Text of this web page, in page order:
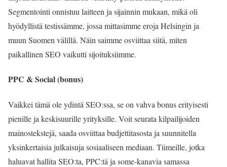
Segmentointi onnistuu laitteen ja sijainnin mukaan, mikä oli
hyödyllistä testissämme, jossa mittasimme eroja Helsingin ja
muun Suomen välillä. Näin saimme osviittaa siitä, miten
paikallinen SEO vaikutti sijoituksiimme.
PPC & Social (bonus)
Vaikkei tämä ole ydintä SEO:ssa, se on vahva bonus erityisesti
pienille ja keskisuurille yrityksille. Voit seurata kilpailijoiden
mainostekstejä, saada osviittaa budjettitasosta ja suunnitella
yksinkertaisia julkaisuja sosiaaliseen mediaan. Tiimeille, jotka
haluavat hallita SEO:ta, PPC:tä ja some‑kanavia samassa